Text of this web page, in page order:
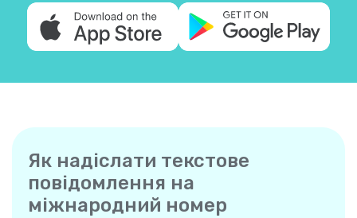
Як надіслати текстове
повідомлення на
міжнародний номер